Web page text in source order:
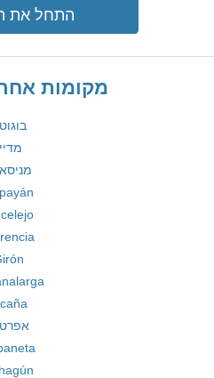
התחל את
מקומות